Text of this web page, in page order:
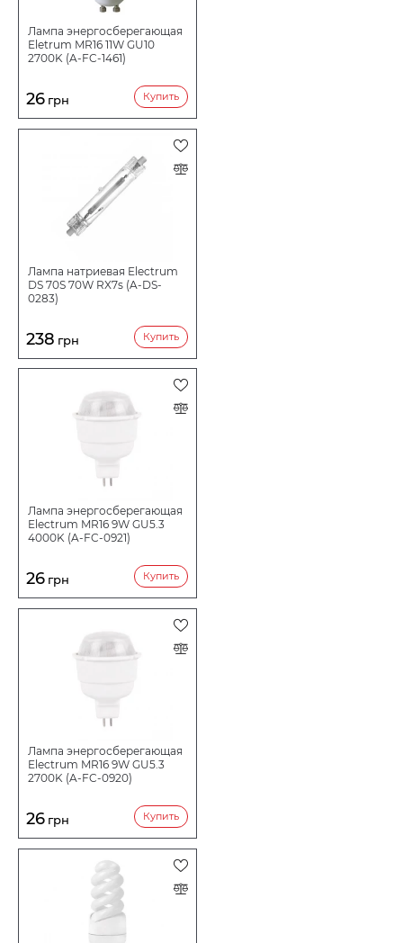
Лампа энергосберегающая
Eletrum MR16 11W GU10
2700K (A-FC-1461)
26 грн Купить
Лампа натриевая Electrum
DS 70S 70W RX7s (A-DS-
0283)
238 грн Купить
Лампа энергосберегающая
Electrum MR16 9W GU5.3
4000K (A-FC-0921)
26 грн Купить
Лампа энергосберегающая
Electrum MR16 9W GU5.3
2700K (A-FC-0920)
26 грн Купить